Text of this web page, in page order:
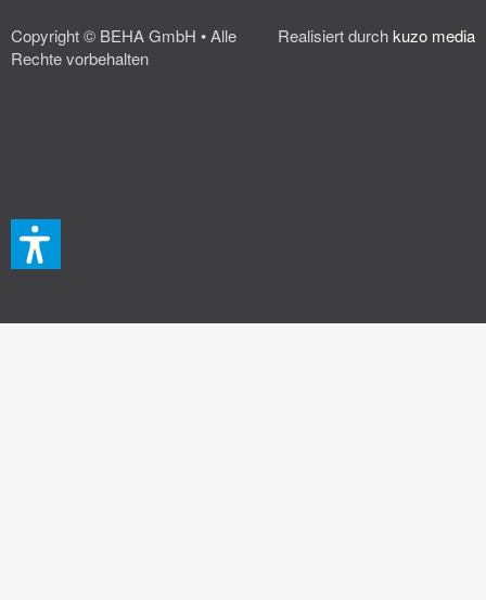
Copyright © BEHA GmbH • Alle
Rechte vorbehalten
Realisiert durchkuzo media